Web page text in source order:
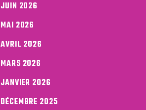
JUIN 2026
MAI 2026
AVRIL 2026
MARS 2026
JANVIER 2026
DÉCEMBRE 2025